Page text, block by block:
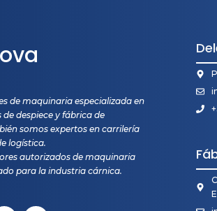
de maquinaria especializada en
despiece y fábrica de
somos expertos en carrilería
logística.
autorizados de maquinaria
para la industria cárnica.